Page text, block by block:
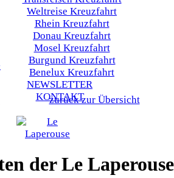
Weltreise Kreuzfahrt
Rhein Kreuzfahrt
Donau Kreuzfahrt
Mosel Kreuzfahrt
Burgund Kreuzfahrt
Benelux Kreuzfahrt
NEWSLETTER
KONTAKT
zurück zur Übersicht
der Le Laperouse